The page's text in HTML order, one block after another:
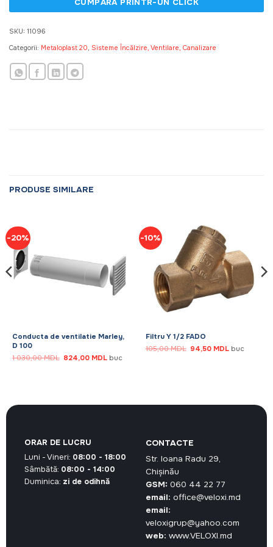
SKU: 11096
Categorii: Metaloplast 20, Sisteme Încălzire, Ventilare, Canalizare
PRODUSE SIMILARE
-20%
Conducta de ventilatie Marley,
D 100
1 030,00MDL Prețul
inițial
824,00 MDLPrețul
buc
-10%
Filtru Y 1/2 FADO
105,00MDL Prețul
inițial
94,50 MDLPrețul
buc
CONTACTE
Str. Ioana Radu 29,
Chișinău
GSM: 060 44 22 77
email: office@veloxi.md
email:
veloxigrup@yahoo.com
web: www.VELOXI.md
ORAR DE LUCRU
Luni - Vineri: 08:00 - 18:00
Sâmbătă: 08:00 - 14:00
Duminica: zi de odihnă